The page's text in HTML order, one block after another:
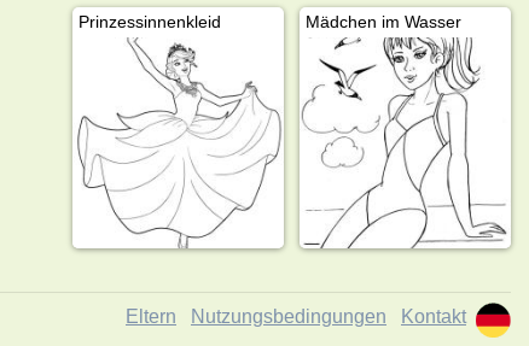
Prinzessinnenkleid Mädchen im Wasser
Eltern Nutzungsbedingungen Kontakt